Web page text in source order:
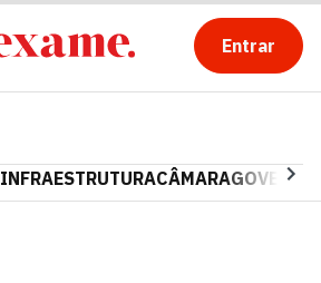
Entrar
INFRAESTRUTURACÂMARAGOVERNO